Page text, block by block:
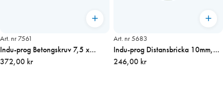
Art. nr 7561
Indu-prog Betongskruv 7,5 x
65mm (TX30)
372,00 kr
Art. nr 5683
Indu-prog Distansbricka 10mm,
50-pack
246,00 kr